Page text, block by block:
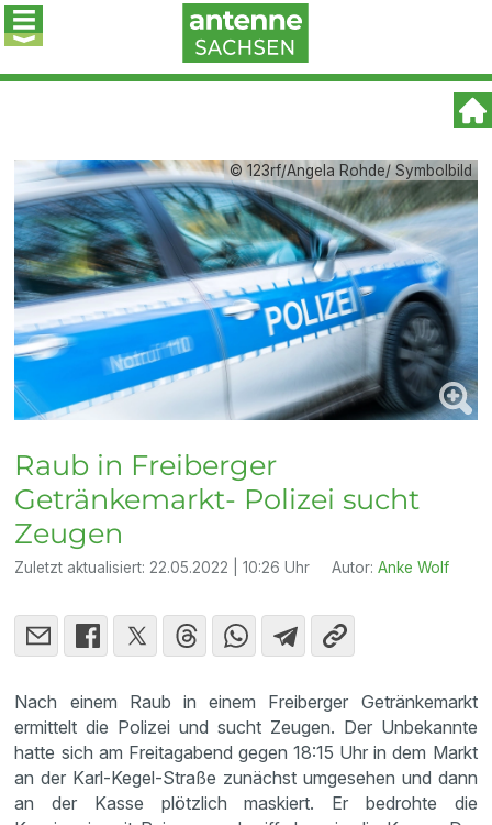
© 123rf/Angela Rohde/ Symbolbild
Raub in Freiberger
Getränkemarkt- Polizei sucht
Zeugen
Zuletzt aktualisiert: 22.05.2022 | 10:26 Uhr Autor:Anke Wolf
Nach einem Raub in einem Freiberger Getränkemarkt
ermittelt die Polizei und sucht Zeugen. Der Unbekannte
hatte sich am Freitagabend gegen 18:15 Uhr in dem Markt
an der Karl-Kegel-Straße zunächst umgesehen und dann
an der Kasse plötzlich maskiert. Er bedrohte die